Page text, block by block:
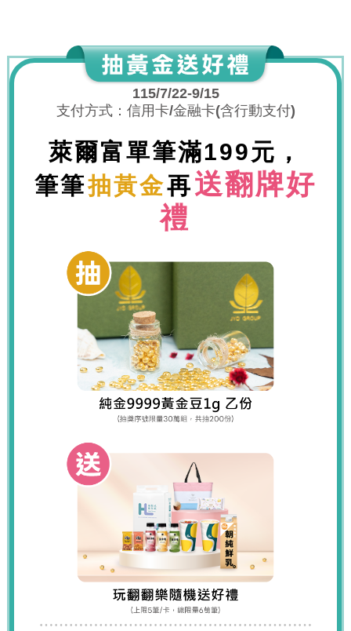
115/7/22-9/15
支付方式：信用卡/金融卡(含行動支付)
萊爾富單筆滿199元，
筆筆抽黃金再送翻牌好
禮